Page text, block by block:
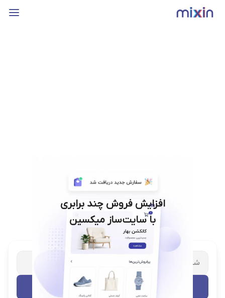
افزایش فروش چند برابری
با سایت‌ساز میکسین
شریک تجاری ترب با پشتیبانی اختصاصی
تست رایگان